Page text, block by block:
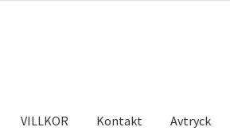
VILLKOR Kontakt Avtryck